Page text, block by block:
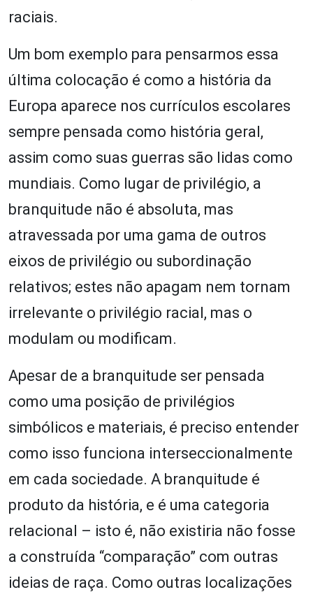
raciais.
Um bom exemplo para pensarmos essa
última colocação é como a história da
Europa aparece nos currículos escolares
sempre pensada como história geral,
assim como suas guerras são lidas como
mundiais. Como lugar de privilégio, a
branquitude não é absoluta, mas
atravessada por uma gama de outros
eixos de privilégio ou subordinação
relativos; estes não apagam nem tornam
irrelevante o privilégio racial, mas o
modulam ou modificam.
Apesar de a branquitude ser pensada
como uma posição de privilégios
simbólicos e materiais, é preciso entender
como isso funciona interseccionalmente
em cada sociedade. A branquitude é
produto da história, e é uma categoria
relacional – isto é, não existiria não fosse
a construída “comparação” com outras
ideias de raça. Como outras localizações